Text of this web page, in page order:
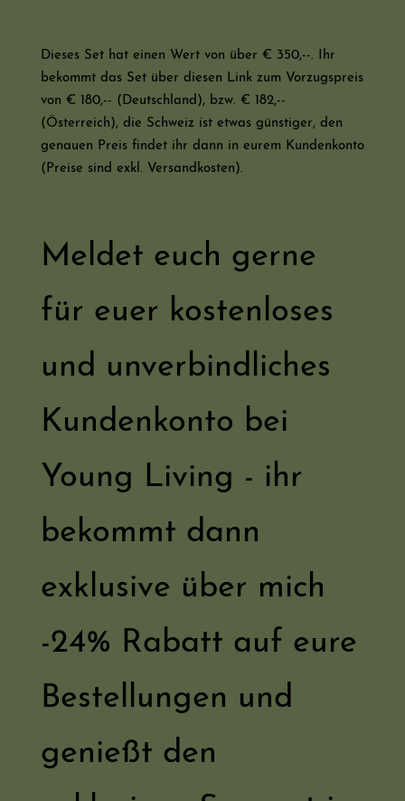
Dieses Set hat einen Wert von über € 350,--. Ihr
bekommt das Set über diesen Link zum Vorzugspreis
von € 180,-- (Deutschland), bzw. € 182,--
(Österreich), die Schweiz ist etwas günstiger, den
genauen Preis findet ihr dann in eurem Kundenkonto
(Preise sind exkl. Versandkosten).
Meldet euch gerne
für euer kostenloses
und unverbindliches
Kundenkonto bei
Young Living - ihr
bekommt dann
exklusive über mich
-24% Rabatt auf eure
Bestellungen und
genießt den